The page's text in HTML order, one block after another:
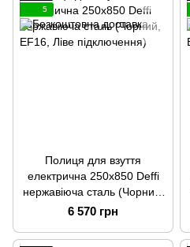
5
Полиця для взуття
електрична 250x850 Deffi
нержавіюча сталь (Чорний,
EF16, Ліве підключення)
6 570 грн